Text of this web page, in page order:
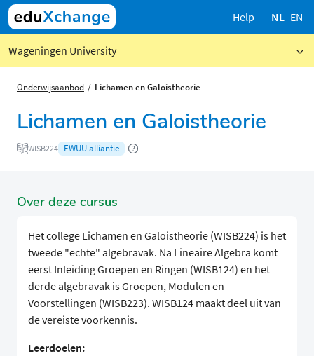
Help NL EN
Wageningen University
Onderwijsaanbod Lichamen en Galoistheorie
Lichamen en Galoistheorie
WISB224 EWUU alliantie
Over deze cursus
Het college Lichamen en Galoistheorie (WISB224) is het
tweede "echte" algebravak. Na Lineaire Algebra komt
eerst Inleiding Groepen en Ringen (WISB124) en het
derde algebravak is Groepen, Modulen en
Voorstellingen (WISB223). WISB124 maakt deel uit van
de vereiste voorkennis.
Leerdoelen: